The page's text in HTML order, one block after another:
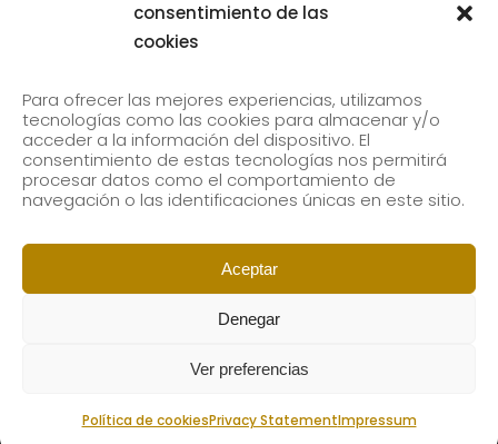
consentimiento de las
cookies
Para ofrecer las mejores experiencias, utilizamos
tecnologías como las cookies para almacenar y/o
acceder a la información del dispositivo. El
consentimiento de estas tecnologías nos permitirá
procesar datos como el comportamiento de
navegación o las identificaciones únicas en este sitio.
Aceptar
Denegar
Ver preferencias
Política de cookiesPrivacy StatementImpressum
Subscribe to our newsletter to receive our news by
email.